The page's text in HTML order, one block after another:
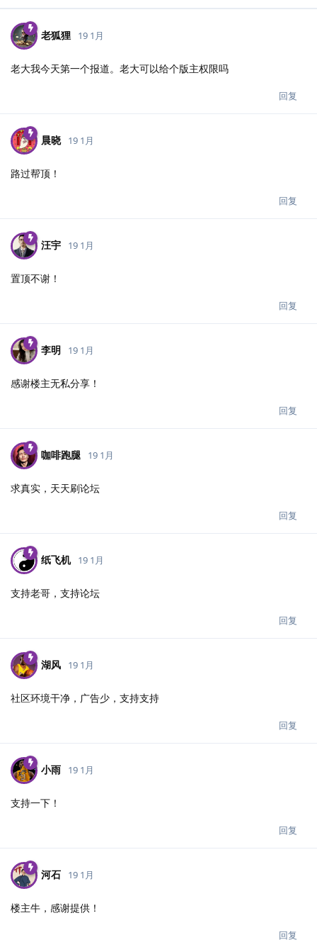
老狐狸 19 1月
老大我今天第一个报道。老大可以给个版主权限吗
回复
晨晓 19 1月
路过帮顶！
回复
汪宇 19 1月
置顶不谢！
回复
李明 19 1月
感谢楼主无私分享！
回复
咖啡跑腿 19 1月
求真实，天天刷论坛
回复
纸飞机 19 1月
支持老哥，支持论坛
回复
湖风 19 1月
社区环境干净，广告少，支持支持
回复
小雨 19 1月
支持一下！
回复
河石 19 1月
楼主牛，感谢提供！
回复